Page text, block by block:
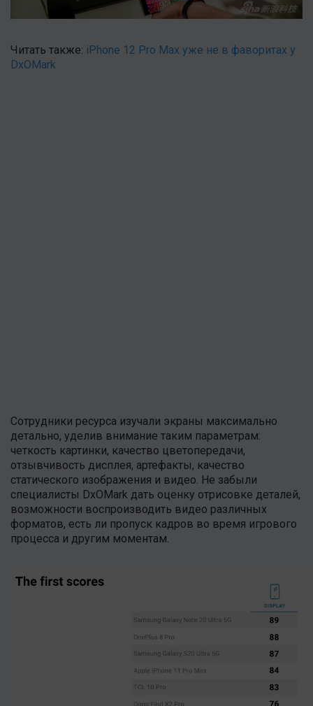
Читать также: iPhone 12 Pro Max уже не в фаворитах у
DxOMark
Сотрудники ресурса изучали экраны максимально
детально, уделив внимание таким параметрам:
четкость картинки, качество цветопередачи,
отзывчивость дисплея, артефакты, качество
статического изображения и видео. Не забыли
специалисты DxOMark дать оценку отрисовке деталей,
возможности воспроизводить видео различных
форматов, есть ли пропуск кадров во время игрового
процесса и другим моментам.